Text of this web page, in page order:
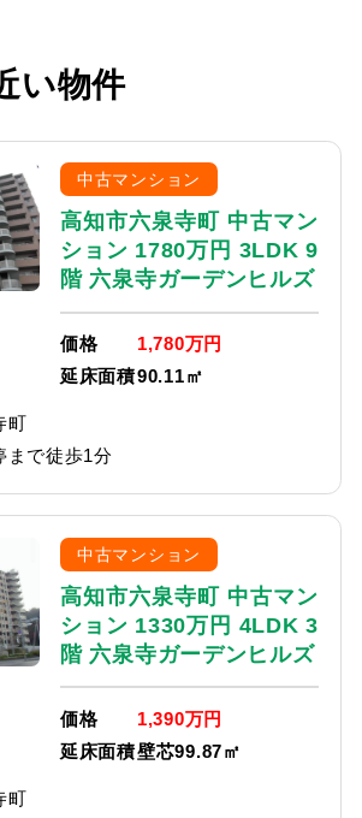
い物件
中古マンション
高知市六泉寺町 中古マン
ション 1780万円 3LDK 9
階 六泉寺ガーデンヒルズ
価格
1,780万円
延床面積90.11㎡
町
まで徒歩1分
中古マンション
高知市六泉寺町 中古マン
ション 1330万円 4LDK 3
階 六泉寺ガーデンヒルズ
価格
1,390万円
延床面積壁芯99.87㎡
町